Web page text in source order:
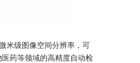
米级图像空间分辨率，可
药等领域的高精度自动检